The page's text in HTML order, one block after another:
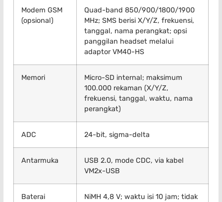
Modem GSM
(opsional)
Quad-band 850/900/1800/1900
MHz; SMS berisi X/Y/Z, frekuensi,
tanggal, nama perangkat; opsi
panggilan headset melalui
adaptor VM40-HS
Memori
Micro-SD internal; maksimum
100.000 rekaman (X/Y/Z,
frekuensi, tanggal, waktu, nama
perangkat)
ADC 24-bit, sigma-delta
Antarmuka
USB 2.0, mode CDC, via kabel
VM2x-USB
Baterai
NiMH 4,8 V; waktu isi 10 jam; tidak